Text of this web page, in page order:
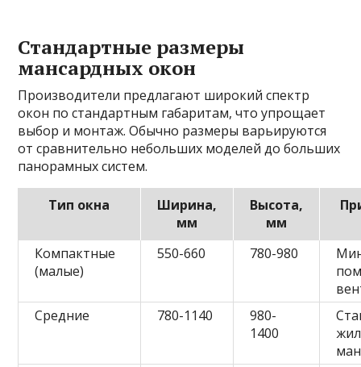
Стандартные размеры
мансардных окон
Производители предлагают широкий спектр
окон по стандартным габаритам, что упрощает
выбор и монтаж. Обычно размеры варьируются
от сравнительно небольших моделей до больших
панорамных систем.
Тип окна
Ширина,
мм
Высота,
мм
Компактные
(малые)
550-660 780-980
Средние
780-1140
980-
1400